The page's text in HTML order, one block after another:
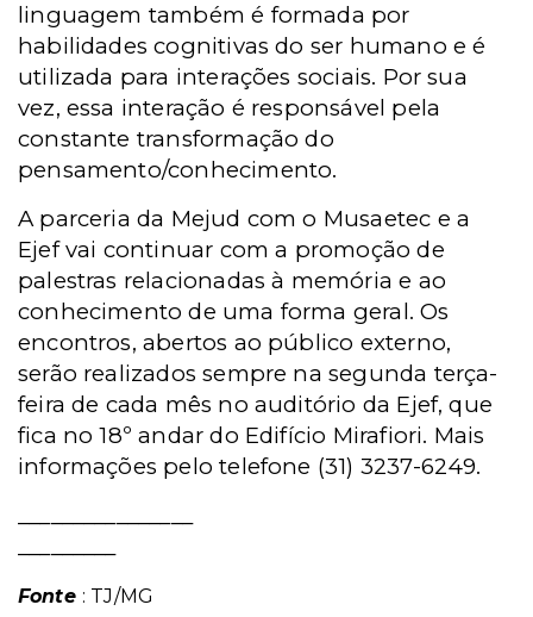
linguagem também é formada por
habilidades cognitivas do ser humano e é
utilizada para interações sociais. Por sua
vez, essa interação é responsável pela
constante transformação do
pensamento/conhecimento.
A parceria da Mejud com o Musaetec e a
Ejef vai continuar com a promoção de
palestras relacionadas à memória e ao
conhecimento de uma forma geral. Os
encontros, abertos ao público externo,
serão realizados sempre na segunda terça-
feira de cada mês no auditório da Ejef, que
fica no 18º andar do Edifício Mirafiori. Mais
informações pelo telefone (31) 3237-6249.
Fonte : TJ/MG